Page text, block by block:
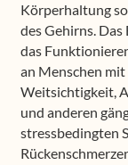
Körperhaltung
des Gehirns.
das
an Menschen mit
Weitsichtigkeit,
und anderen
stressbedingten